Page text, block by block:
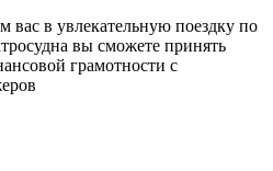
вас в увлекательную поездку по
вы сможете принять
грамотности с